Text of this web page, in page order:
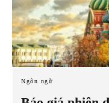
Ngôn ngữ